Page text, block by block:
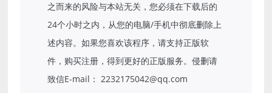
之而来的风险与本站无关，您必须在下载后的
24个小时之内，从您的电脑/手机中彻底删除上
述内容。如果您喜欢该程序，请支持正版软
件，购买注册，得到更好的正版服务。侵删请
致信E-mail： 2232175042@qq.com